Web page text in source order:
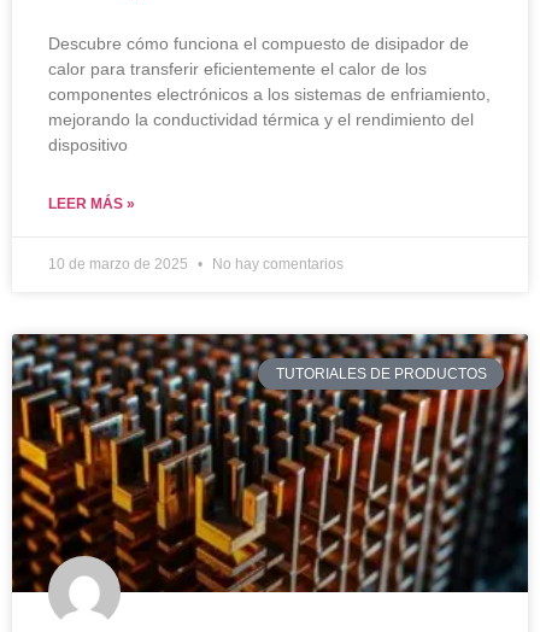
Descubre cómo funciona el compuesto de disipador de
calor para transferir eficientemente el calor de los
componentes electrónicos a los sistemas de enfriamiento,
mejorando la conductividad térmica y el rendimiento del
dispositivo
LEER MÁS »
10 de marzo de 2025 No hay comentarios
TUTORIALES DE PRODUCTOS